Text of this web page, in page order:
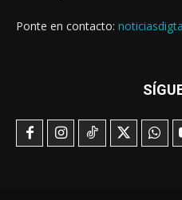
Ponte en contacto: